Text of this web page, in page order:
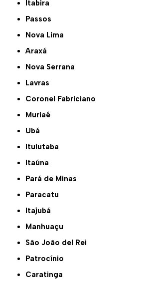
Itabira
Passos
Nova Lima
Araxá
Nova Serrana
Lavras
Coronel Fabriciano
Muriaé
Ubá
Ituiutaba
Itaúna
Pará de Minas
Paracatu
Itajubá
Manhuaçu
São João del Rei
Patrocínio
Caratinga